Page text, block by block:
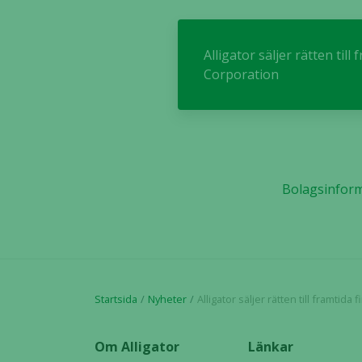
Alligator säljer rätten till
Corporation
Startsida Nyheter Alligator säljer rätten till framtida finansiella
Om Alligator Länkar